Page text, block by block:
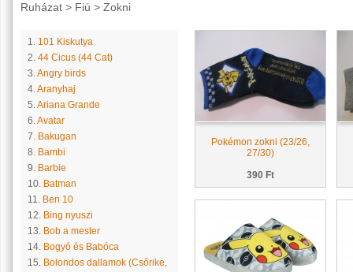
Ruházat> Fiú > Zokni
1. 101 Kiskutya
2. 44 Cicus (44 Cat)
3.Angry birds
4.Aranyhaj
5.Ariana Grande
6.Avatar
7. Bakugan
8. Bambi
9. Barbie
10. Batman
11. Ben 10
12. Bing nyuszi
13. Bob a mester
14. Bogyó és Babóca
15. Bolondos dallamok (Csőrike,
Pokémon zokni (23/26,
27/30)
390 Ft